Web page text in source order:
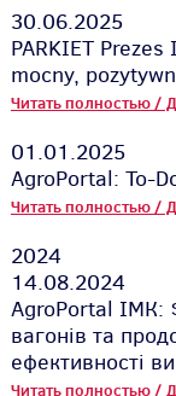
30.06.2025
PARKIET
mocny,
Читать полностью /
01.01.2025
AgroPortal: To-
Читать полностью /
2024
14.08.2024
AgroPortal ІМК:
вагонів та
ефективності
Читать полностью /